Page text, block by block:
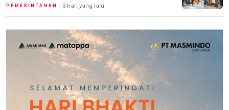
PEMERINTAHAN 3 hari yang lalu